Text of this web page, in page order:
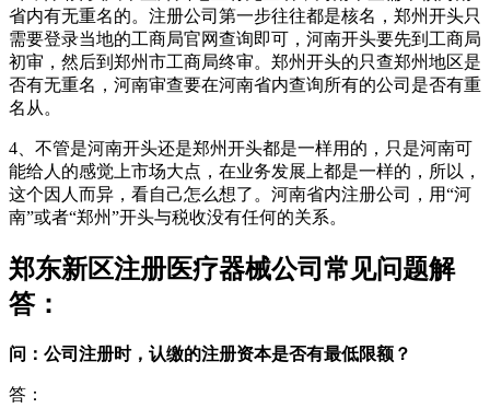
省内有无重名的。注册公司第一步往往都是核名，郑州开头只
需要登录当地的工商局官网查询即可，河南开头要先到工商局
初审，然后到郑州市工商局终审。郑州开头的只查郑州地区是
否有无重名，河南审查要在河南省内查询所有的公司是否有重
名从。
4、不管是河南开头还是郑州开头都是一样用的，只是河南可
能给人的感觉上市场大点，在业务发展上都是一样的，所以，
这个因人而异，看自己怎么想了。河南省内注册公司，用“河
南”或者“郑州”开头与税收没有任何的关系。
郑东新区注册医疗器械公司常见问题解
答：
问​：公司注册时，认缴的注册资本是否有最低限额？
答：